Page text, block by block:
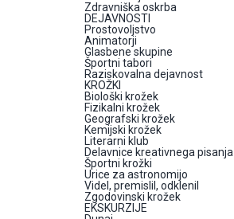
Zdravniška oskrba
DEJAVNOSTI
Prostovoljstvo
Animatorji
Glasbene skupine
Športni tabori
Raziskovalna dejavnost
KROŽKI
Biološki krožek
Fizikalni krožek
Geografski krožek
Kemijski krožek
Literarni klub
Delavnice kreativnega pisanja
Športni krožki
Urice za astronomijo
Videl, premislil, odklenil
Zgodovinski krožek
EKSKURZIJE